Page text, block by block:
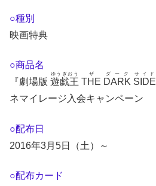
○種別
映画特典
○商品名
『劇場版 遊戯王
ゆうぎおう
THE
ザ
DARK
ダーク
SIDE
サイド
ネマイレージ入会キャンペーン
○配布日
2016年3月5日（土）～
○配布カード